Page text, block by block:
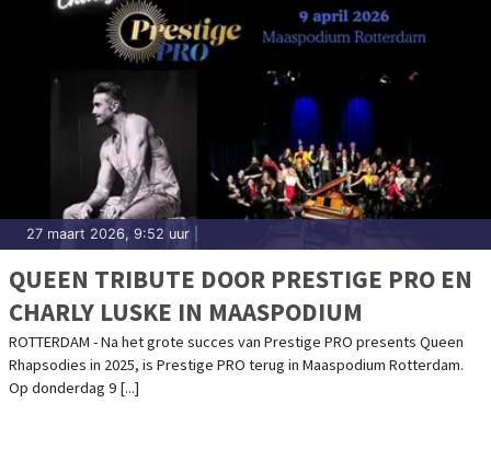
27 maart 2026, 9:52 uur
QUEEN TRIBUTE DOOR PRESTIGE PRO EN
CHARLY LUSKE IN MAASPODIUM
ROTTERDAM - Na het grote succes van Prestige PRO presents Queen
Rhapsodies in 2025, is Prestige PRO terug in Maaspodium Rotterdam.
Op donderdag 9 [...]